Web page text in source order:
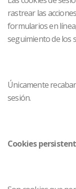
rastrear las
formularios en
seguimiento de los
Únicamente
sesión.
Cookies